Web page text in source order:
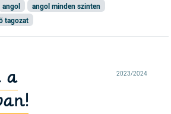
angol
angol minden szinten
tagozat
2023/2024
a